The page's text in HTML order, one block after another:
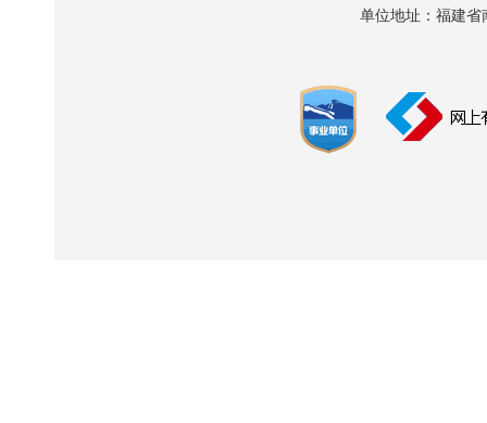
单位地址：福建省